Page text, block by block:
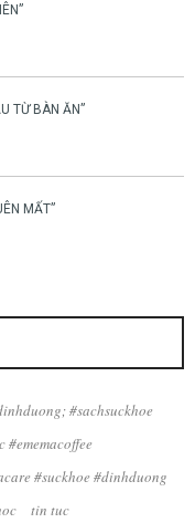
TỪ BÀN ĂN”
MẤT”
#sachsuckhoe
#suckhoe #dinhduong
tin tuc